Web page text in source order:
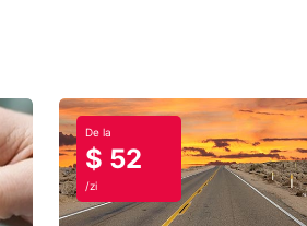
De la
$ 52
/zi